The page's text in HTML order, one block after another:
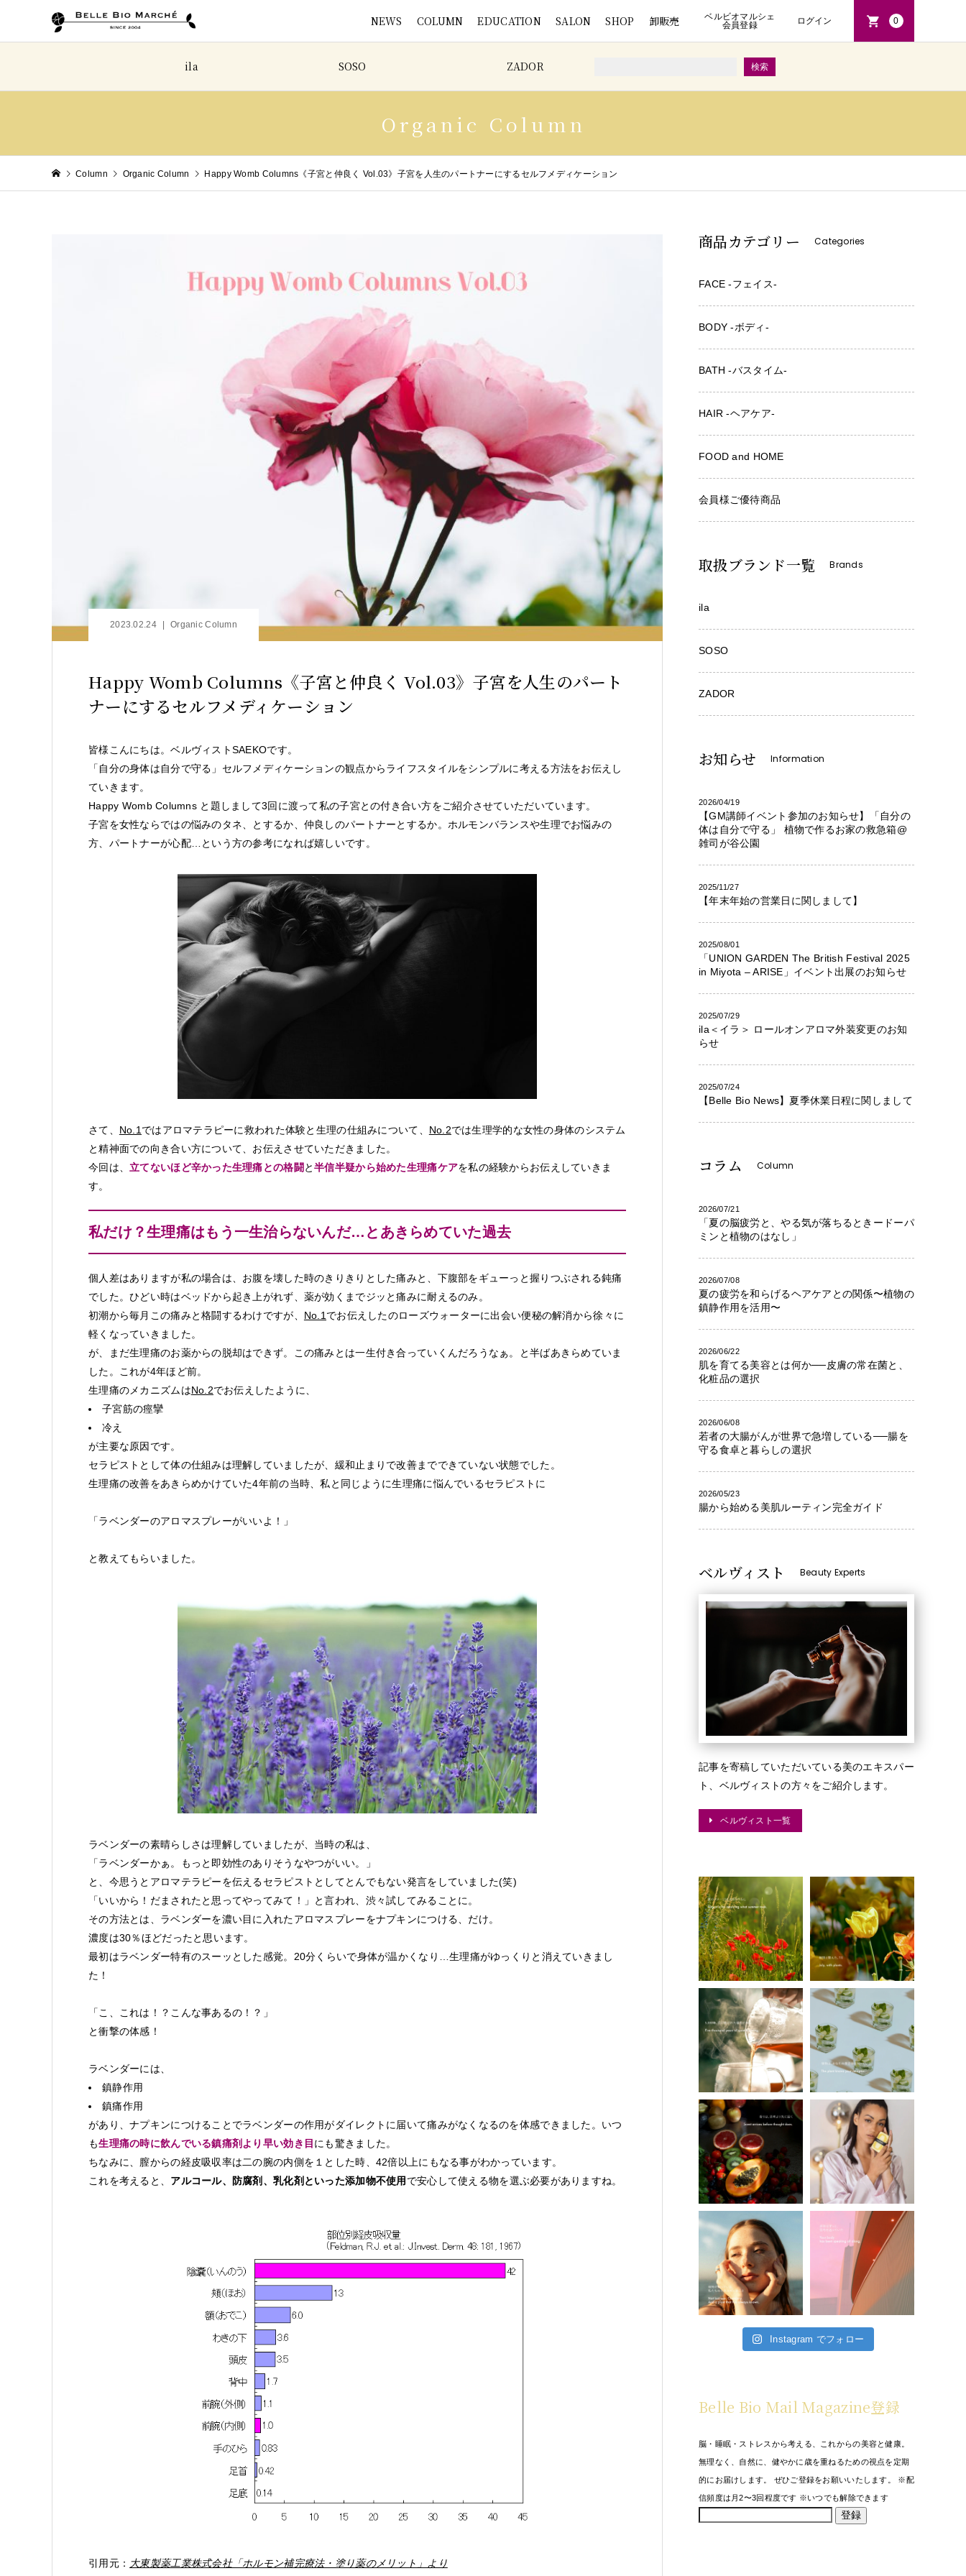
NEWS COLUMN EDUCATION SALON SHOP 卸販売
ベルビオマルシェ
会員登録
ログイン 0
ila SOSO ZADOR
Organic Column
Column Organic Column Happy Womb Columns《子宮と仲良く Vol.03》子宮を人生のパートナーにするセルフメディケーション
2023.02.24 Organic Column
Happy Womb Columns《子宮と仲良く Vol.03》子宮を人生のパート
ナーにするセルフメディケーション
皆様こんにちは。ベルヴィストSAEKOです。
「自分の身体は自分で守る」セルフメディケーションの観点からライフスタイルをシンプルに考える方法をお伝えし
ていきます。
Happy Womb Columns と題しまして3回に渡って私の子宮との付き合い方をご紹介させていただいています。
子宮を女性ならではの悩みのタネ、とするか、仲良しのパートナーとするか。ホルモンバランスや生理でお悩みの
方、パートナーが心配…という方の参考になれば嬉しいです。
さて、 No.1 ではアロマテラピーに救われた体験と生理の仕組みについて、 No.2では生理学的な女性の身体のシステム
と精神面での向き合い方について、お伝えさせていただきました。
今回は、立てないほど辛かった生理痛との格闘と半信半疑から始めた生理痛ケアを私の経験からお伝えしていきま
す。
私だけ？生理痛はもう一生治らないんだ…とあきらめていた過去
個人差はありますが私の場合は、お腹を壊した時のきりきりとした痛みと、下腹部をギューっと握りつぶされる鈍痛
でした。ひどい時はベッドから起き上がれず、薬が効くまでジッと痛みに耐えるのみ。
初潮から毎月この痛みと格闘するわけですが、 No.1 でお伝えしたのローズウォーターに出会い便秘の解消から徐々に
軽くなっていきました。
が、まだ生理痛のお薬からの脱却はできず。この痛みとは一生付き合っていくんだろうなぁ。と半ばあきらめていま
した。これが4年ほど前。
生理痛のメカニズムはNo.2でお伝えしたように、
子宮筋の痙攣
冷え
が主要な原因です。
セラピストとして体の仕組みは理解していましたが、緩和止まりで改善までできていない状態でした。
生理痛の改善をあきらめかけていた4年前の当時、私と同じように生理痛に悩んでいるセラピストに
「ラベンダーのアロマスプレーがいいよ！」
と教えてもらいました。
ラベンダーの素晴らしさは理解していましたが、当時の私は、
「ラベンダーかぁ。もっと即効性のありそうなやつがいい。」
と、今思うとアロマテラピーを伝えるセラピストとしてとんでもない発言をしていました(笑)
「いいから！だまされたと思ってやってみて！」と言われ、渋々試してみることに。
その方法とは、ラベンダーを濃い目に入れたアロマスプレーをナプキンにつける、だけ。
濃度は30％ほどだったと思います。
最初はラベンダー特有のスーッとした感覚。20分くらいで身体が温かくなり…生理痛がゆっくりと消えていきまし
た！
「こ、これは！？こんな事あるの！？」
と衝撃の体感！
ラベンダーには、
鎮静作用
鎮痛作用
があり、ナプキンにつけることでラベンダーの作用がダイレクトに届いて痛みがなくなるのを体感できました。いつ
も生理痛の時に飲んでいる鎮痛剤より早い効き目 にも驚きました。
ちなみに、膣からの経皮吸収率は二の腕の内側を１とした時、42倍以上にもなる事がわかっています。
これを考えると、 アルコール、防腐剤、乳化剤といった添加物不使用 で安心して使える物を選ぶ必要がありますね。
引用元： 大東製薬工業株式会社「ホルモン補完療法・塗り薬のメリット」より
商品カテゴリー Categories
FACE -フェイス-
BODY -ボディ-
BATH -バスタイム-
HAIR -ヘアケア-
FOOD and HOME
会員様ご優待商品
取扱ブランド一覧 Brands
ila
SOSO
ZADOR
お知らせ Information
2026/04/19
【GM講師イベント参加のお知らせ】「自分の
体は自分で守る」 植物で作るお家の救急箱@
雑司が谷公園
2025/11/27
【年末年始の営業日に関しまして】
2025/08/01
「UNION GARDEN The British Festival 2025
in Miyota – ARISE」イベント出展のお知らせ
2025/07/29
ila＜イラ＞ ロールオンアロマ外装変更のお知
らせ
2025/07/24
【Belle Bio News】夏季休業日程に関しまして
コラム Column
2026/07/21
「夏の脳疲労と、やる気が落ちるときードーパ
ミンと植物のはなし」
2026/07/08
夏の疲労を和らげるヘアケアとの関係〜植物の
鎮静作用を活用〜
2026/06/22
肌を育てる美容とは何か──皮膚の常在菌と、
化粧品の選択
2026/06/08
若者の大腸がんが世界で急増している──腸を
守る食卓と暮らしの選択
2026/05/23
腸から始める美肌ルーティン完全ガイド
ベルヴィスト Beauty Experts
記事を寄稿していただいている美のエキスパー
ト、ベルヴィストの方々をご紹介します。
ベルヴィスト一覧
Instagram でフォロー
Belle Bio Mail Magazine登録
脳・睡眠・ストレスから考える、これからの美容と健康。
無理なく、自然に、健やかに歳を重ねるための視点を定期
的にお届けします。 ぜひご登録をお願いいたします。 ※配
信頻度は月2〜3回程度です ※いつでも解除できます
登録